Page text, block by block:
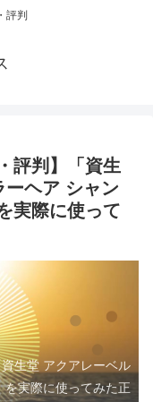
評判
評判】「資生
ヘア シャン
実際に使って
生堂 アクアレーベル
を実際に使ってみた正